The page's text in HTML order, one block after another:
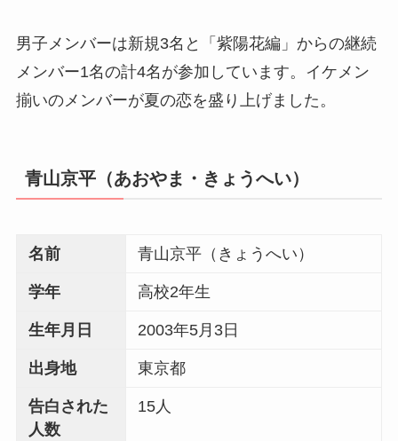
男子メンバーは新規3名と「紫陽花編」からの継続
メンバー1名の計4名が参加しています。イケメン
揃いのメンバーが夏の恋を盛り上げました。
青山京平（あおやま・きょうへい）
名前 青山京平（きょうへい）
学年 高校2年生
生年月日 2003年5月3日
出身地 東京都
告白された
人数
15人